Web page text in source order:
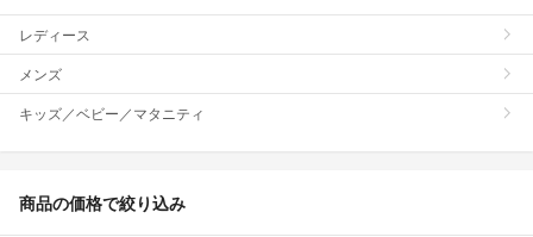
レディース
メンズ
キッズ／ベビー／マタニティ
商品の価格で絞り込み